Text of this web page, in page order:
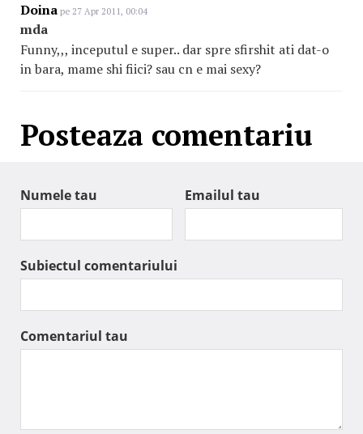
Doina pe 27 Apr 2011, 00:04
mda
Funny,,, inceputul e super.. dar spre sfirshit ati dat-o
in bara, mame shi fiici? sau cn e mai sexy?
Posteaza comentariu
Numele tau Emailul tau
Subiectul comentariului
Comentariul tau